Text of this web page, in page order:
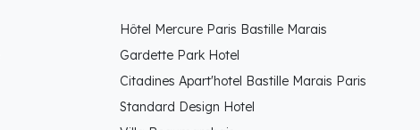
Hôtel Mercure Paris Bastille Marais
Gardette Park Hotel
Citadines Apart'hotel Bastille Marais Paris
Standard Design Hotel